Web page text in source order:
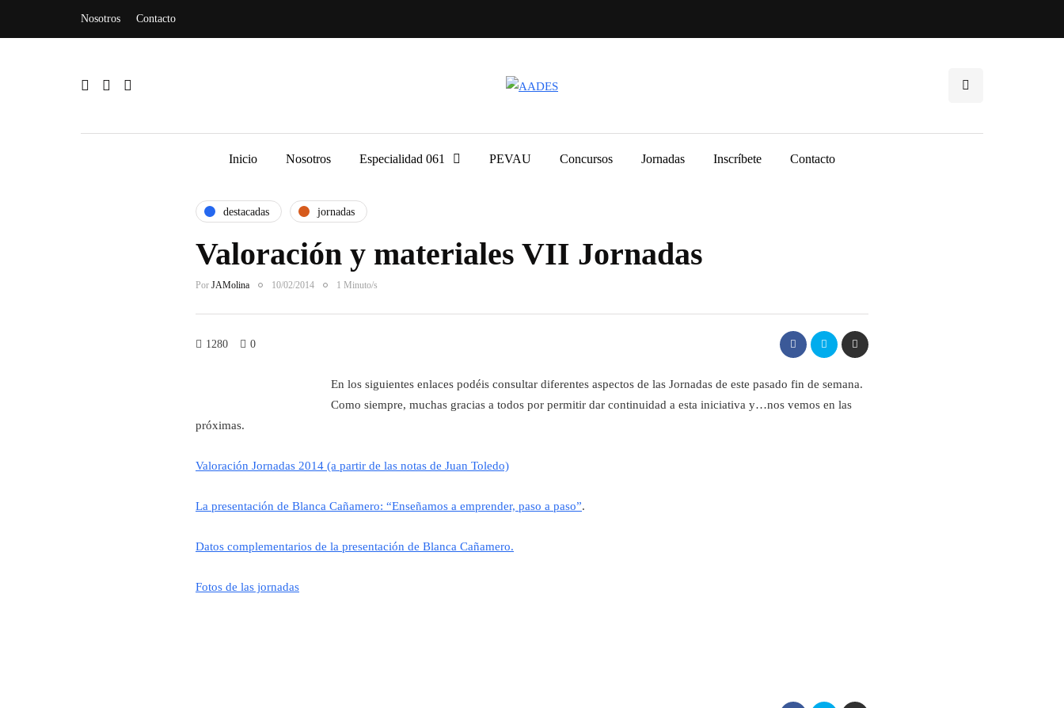
Nosotros Contacto
Inicio Nosotros Especialidad 061 PEVAU Concursos Jornadas Inscríbete Contacto
destacadas jornadas
Valoración y materiales VII Jornadas
Por JAMolina 10/02/2014 1 Minuto/s
1280 0
En los siguientes enlaces podéis consultar diferentes aspectos de las Jornadas de este pasado fin de semana.
Como siempre, muchas gracias a todos por permitir dar continuidad a esta iniciativa y…nos vemos en las
próximas.
Valoración Jornadas 2014 (a partir de las notas de Juan Toledo)
La presentación de Blanca Cañamero: “Enseñamos a emprender, paso a paso”.
Datos complementarios de la presentación de Blanca Cañamero.
Fotos de las jornadas